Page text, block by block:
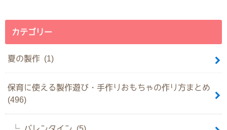
カテゴリー
夏の製作 (1)
保育に使える製作遊び・手作りおもちゃの作り方まとめ
(496)